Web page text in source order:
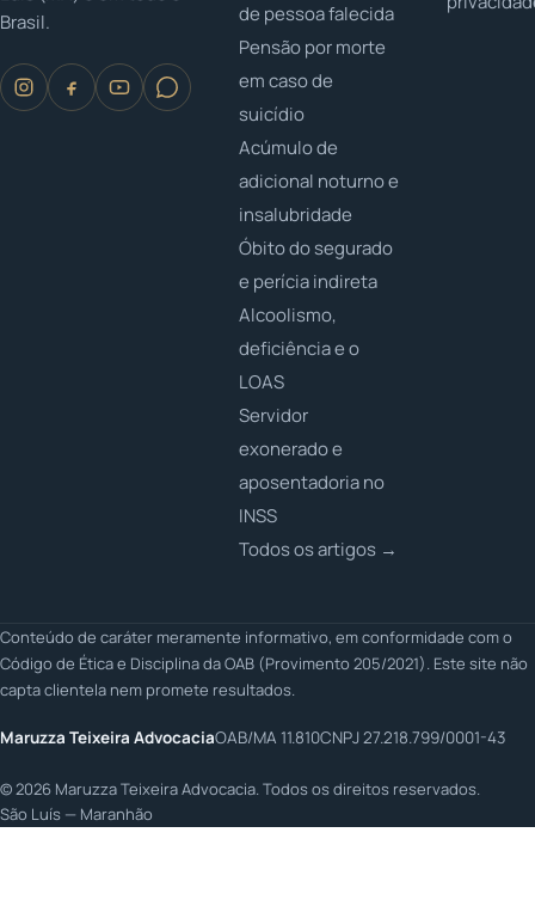
Brasil.
de pessoa falecida
Pensão por morte
em caso de
suicídio
Acúmulo de
adicional noturno e
insalubridade
Óbito do segurado
e perícia indireta
Alcoolismo,
deficiência e o
LOAS
Servidor
exonerado e
aposentadoria no
INSS
Todos os artigos →
Conteúdo de caráter meramente informativo, em conformidade com o
Código de Ética e Disciplina da OAB (Provimento 205/2021). Este site não
capta clientela nem promete resultados.
Maruzza Teixeira AdvocaciaOAB/MA 11.810CNPJ 27.218.799/0001-43
©2026 Maruzza Teixeira Advocacia. Todos os direitos reservados.
São Luís — Maranhão